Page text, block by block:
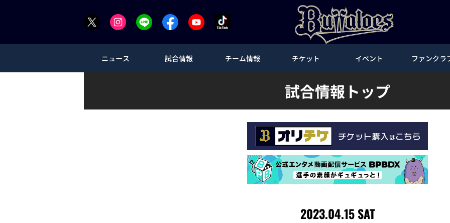
ニュース 試合情報 チーム情報 チケット イベント ファンクラ
試合情報トップ
2023.04.15 SAT